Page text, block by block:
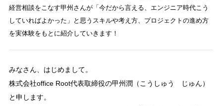
経営相談をこなす甲州さんが「今だから言える、エンジニア時代こう
していればよかった」と思うスキルや考え方、プロジェクトの進め方
を実体験をもとに紹介していきます！
みなさん、はじめまして。
株式会社office Root代表取締役の甲州潤（こうしゅう じゅん）
と申します。